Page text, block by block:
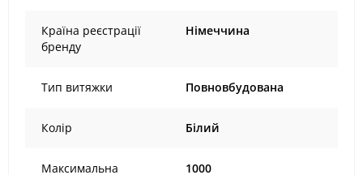
Країна реєстрації
бренду
Німеччина
Тип витяжки Повновбудована
Колір Білий
Максимальна
1000